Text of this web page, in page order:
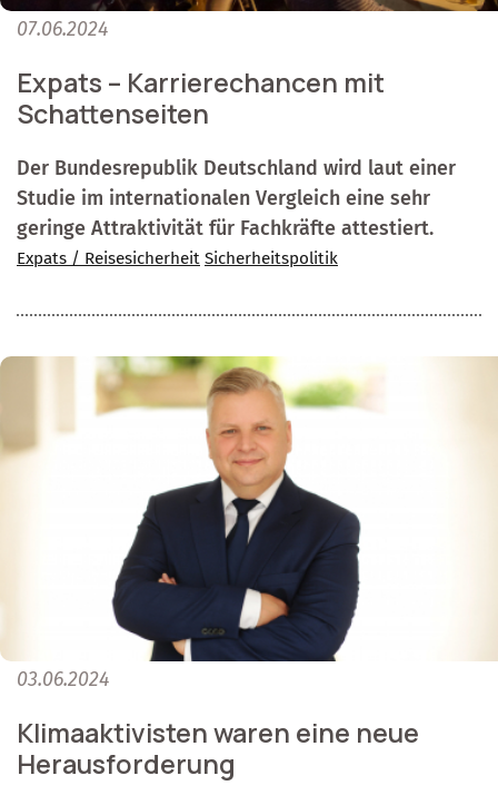
07.06.2024
Expats – Karrierechancen mit
Schattenseiten
Der Bundesrepublik Deutschland wird laut einer
Studie im internationalen Vergleich eine sehr
geringe Attraktivität für Fachkräfte attestiert.
Expats / Reisesicherheit Sicherheitspolitik
03.06.2024
Klimaaktivisten waren eine neue
Herausforderung